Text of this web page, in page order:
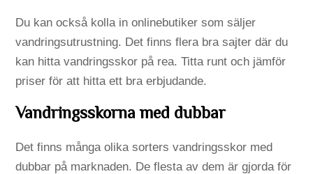
Du kan också kolla in onlinebutiker som säljer
vandringsutrustning. Det finns flera bra sajter där du
kan hitta vandringsskor på rea. Titta runt och jämför
priser för att hitta ett bra erbjudande.
Vandringsskorna med dubbar
Det finns många olika sorters vandringsskor med
dubbar på marknaden. De flesta av dem är gjorda för